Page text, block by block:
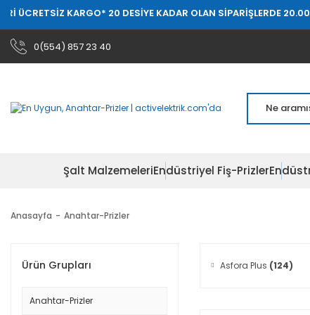
KARGO* 20 DESİYE KADAR OLAN SİPARİŞLERDE 20.000 TL
0(554) 857 23 40
Şalt MalzemeleriEndüstriyel Fiş-Prizler
Anasayfa Anahtar-Prizler
Ürün Grupları
Anahtar-Prizler
Asfora Plus (124)